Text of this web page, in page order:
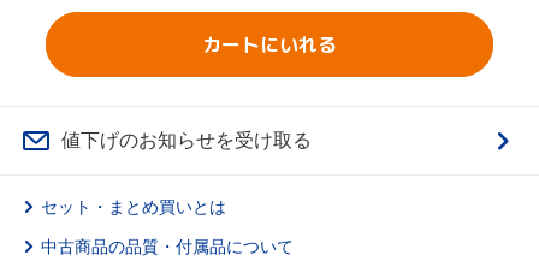
カートにいれる
値下げのお知らせを受け取る
セット・まとめ買いとは
中古商品の品質・付属品について